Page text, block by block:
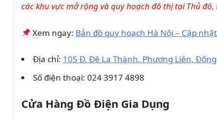
các khu vực mở rộng và quy hoạch đô thị tại Thủ
Xem ngay: Bản đồ quy hoạch Hà Nội – Cập
Địa chỉ: 105 Đ. Đê La Thành, Phương Liên,
Số điện thoại: 024 3917 4898
Cửa Hàng Đồ Điện Gia Dụng